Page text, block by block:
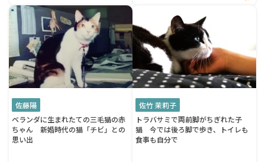
佐藤陽
ベランダに生まれたての三毛猫の赤
ちゃん 新婚時代の猫「チビ」との
思い出
佐竹 茉莉子
トラバサミで両前脚がちぎれた子
猫 今では後ろ脚で歩き、トイレも
食事も自分で